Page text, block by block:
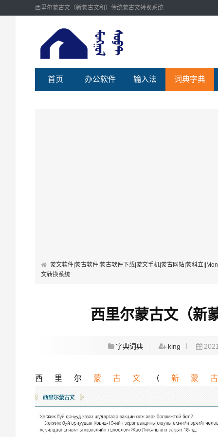
西里尔蒙古文（新蒙古文和）传统蒙古文转换系统
首页 办公软件 输入法 词典字典
蒙文软件|蒙古软件|蒙古软件下载|蒙文手机|蒙古网站|蒙科立
文转换系统
西里尔蒙古文（新
字典词典 king
西里尔 蒙古文 （ 新蒙